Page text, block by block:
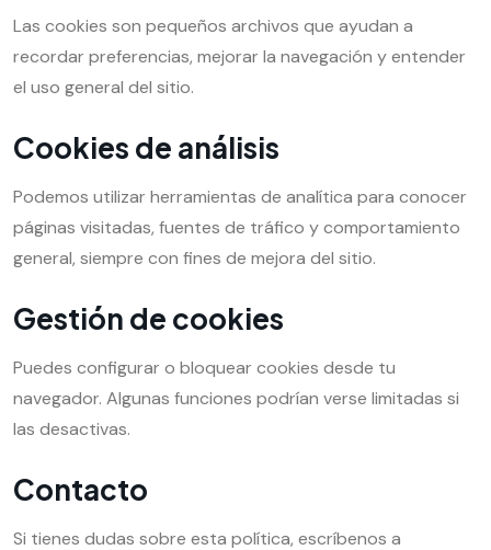
Las cookies son pequeños archivos que ayudan a
recordar preferencias, mejorar la navegación y entender
el uso general del sitio.
Cookies de análisis
Podemos utilizar herramientas de analítica para conocer
páginas visitadas, fuentes de tráfico y comportamiento
general, siempre con fines de mejora del sitio.
Gestión de cookies
Puedes configurar o bloquear cookies desde tu
navegador. Algunas funciones podrían verse limitadas si
las desactivas.
Contacto
Si tienes dudas sobre esta política, escríbenos a